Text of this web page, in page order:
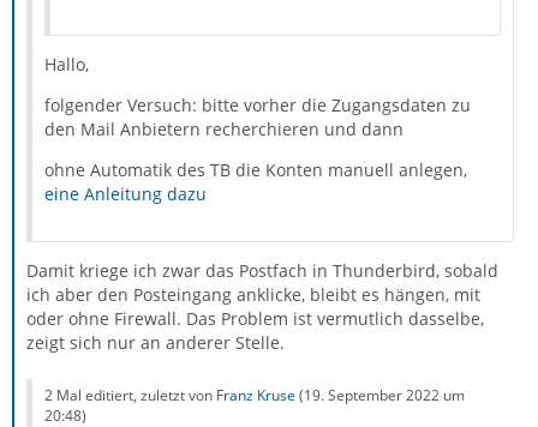
Hallo,
folgender Versuch: bitte vorher die Zugangsdaten zu
den Mail Anbietern recherchieren und dann
ohne Automatik des TB die Konten manuell anlegen,
eine Anleitung dazu
Damit kriege ich zwar das Postfach in Thunderbird, sobald
ich aber den Posteingang anklicke, bleibt es hängen, mit
oder ohne Firewall. Das Problem ist vermutlich dasselbe,
zeigt sich nur an anderer Stelle.
2 Mal editiert, zuletzt von Franz Kruse (19. September 2022 um
20:48)